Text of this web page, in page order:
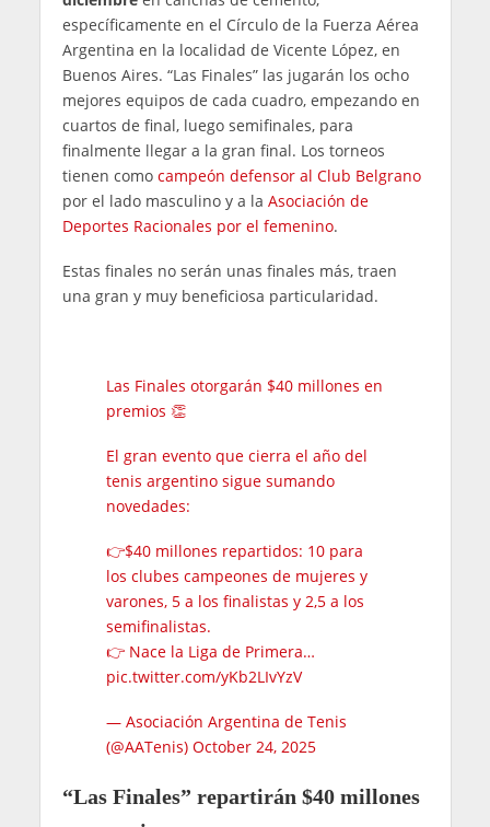
específicamente en el Círculo de la Fuerza Aérea
Argentina en la localidad de Vicente López, en
Buenos Aires. “Las Finales” las jugarán los ocho
mejores equipos de cada cuadro, empezando en
cuartos de final, luego semifinales, para
finalmente llegar a la gran final. Los torneos
tienen como campeón defensor al Club Belgrano
por el lado masculino y a la Asociación de
Deportes Racionales por el femenino.
Estas finales no serán unas finales más, traen
una gran y muy beneficiosa particularidad.
Las Finales otorgarán $40 millones en
premios 👏
El gran evento que cierra el año del
tenis argentino sigue sumando
novedades:
👉$40 millones repartidos: 10 para
los clubes campeones de mujeres y
varones, 5 a los finalistas y 2,5 a los
semifinalistas.
👉 Nace la Liga de Primera…
pic.twitter.com/yKb2LIvYzV
— Asociación Argentina de Tenis
(@AATenis) October 24, 2025
“Las Finales” repartirán $40 millones